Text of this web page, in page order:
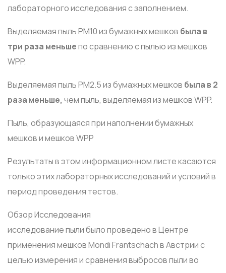
лабораторного исследования с заполнением.
Выделяемая пыль PM10 из бумажных мешков была в
три раза меньшепо сравнению с пылью из мешков
WPP.
Выделяемая пыль PM2.5 из бумажных мешков была в 2
раза меньше, чем пыль, выделяемая из мешков WPP.
Пыль, образующаяся при наполнении бумажных
мешков и мешков WPP
Результаты в этом информационном листе касаются
только этих лабораторных исследований и условий в
период проведения тестов.
Обзор Исследования
исследование пыли было проведено в Центре
применения мешков Mondi Frantschach в Австрии с
целью измерения и сравнения выбросов пыли во